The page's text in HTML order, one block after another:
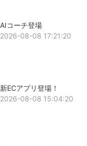
AIコーチ登場
2026-08-08 17:21:20
新ECアプリ登場！
2026-08-08 15:04:20